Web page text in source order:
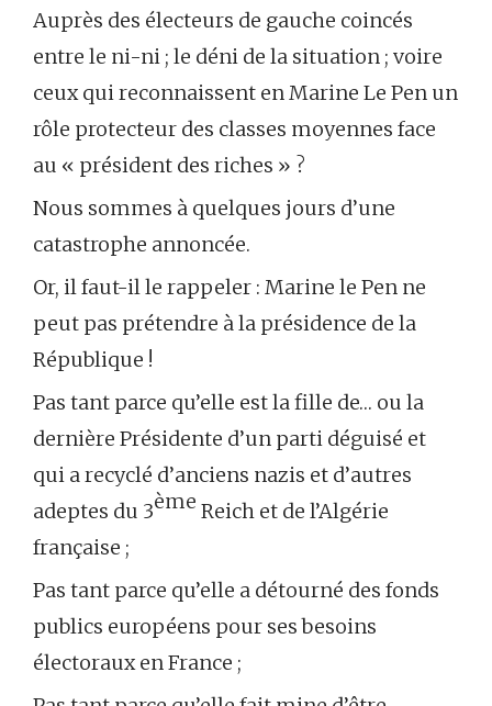
Auprès des électeurs de gauche coincés
entre le ni-ni ; le déni de la situation ; voire
ceux qui reconnaissent en Marine Le Pen un
rôle protecteur des classes moyennes face
au « président des riches » ?
Nous sommes à quelques jours d’une
catastrophe annoncée.
Or, il faut-il le rappeler : Marine le Pen ne
peut pas prétendre à la présidence de la
République !
Pas tant parce qu’elle est la fille de… ou la
dernière Présidente d’un parti déguisé et
qui a recyclé d’anciens nazis et d’autres
adeptes du 3ème Reich et de l’Algérie
française ;
Pas tant parce qu’elle a détourné des fonds
publics européens pour ses besoins
électoraux en France ;